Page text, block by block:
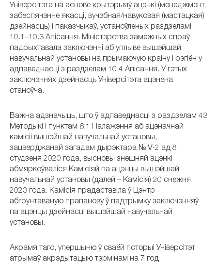
Універсітэта на аснове крытэрыяў ацэнкі (менеджмент,
забеспячэнне якасці, вучэбная/навуковая (мастацкая)
дзейнасць) і паказчыкаў, устаноўленых раздзеламі
10.1–10.3 Апісання. Міністэрства замежных спраў
падрыхтавала заключэнні аб уплыве вышэйшай
навучальнай установы на прымаючую краіну і рэгіён у
адпаведнасці з раздзелам 10.4 Апісання. У гэтых
заключэннях дзейнасць Універсітэта ацэнена
станоўча.
Важна адзначыць, што ў адпаведнасці з раздзелам 43
Методыкі і пунктам 6.1 Палажэння аб ацэначнай
камісіі вышэйшай навучальнай установы,
зацверджанай загадам дырэктара № V-2 ад 8
студзеня 2020 года, высновы знешняй ацэнкі
абмяркоўваліся Камісіяй па ацэнцы вышэйшай
навучальнай установы (далей – Камісія) 20 снежня
2023 года. Камісія прадаставіла ў Цэнтр
абгрунтаваную прапанову ў падтрымку заключэнняў
па ацэнцы дзейнасці вышэйшай навучальнай
установы.
Акрамя таго, упершыню ў сваёй гісторыі Універсітэт
атрымаў акрэдытацыю тэрмінам на 7 год.